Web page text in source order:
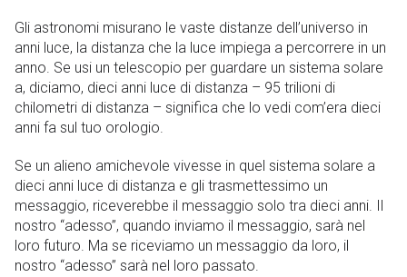
Gli astronomi misurano le vaste distanze dell’universo in
anni luce, la distanza che la luce impiega a percorrere in un
anno. Se usi un telescopio per guardare un sistema solare
a, diciamo, dieci anni luce di distanza – 95 trilioni di
chilometri di distanza – significa che lo vedi com’era dieci
anni fa sul tuo orologio.
Se un alieno amichevole vivesse in quel sistema solare a
dieci anni luce di distanza e gli trasmettessimo un
messaggio, riceverebbe il messaggio solo tra dieci anni. Il
nostro “adesso”, quando inviamo il messaggio, sarà nel
loro futuro. Ma se riceviamo un messaggio da loro, il
nostro “adesso” sarà nel loro passato.